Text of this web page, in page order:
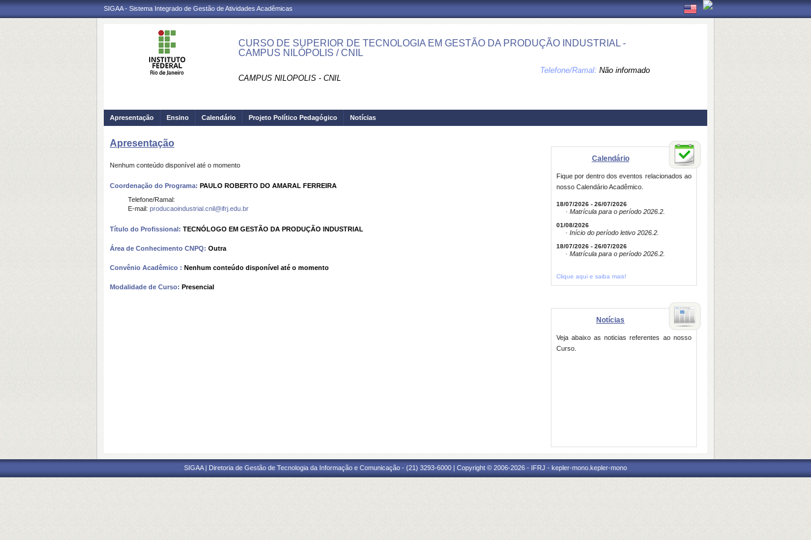
SIGAA - Sistema Integrado de Gestão de Atividades Acadêmicas
CURSO DE SUPERIOR DE TECNOLOGIA EM GESTÃO DA PRODUÇÃO INDUSTRIAL -
CAMPUS NILÓPOLIS / CNIL
CAMPUS NILOPOLIS - CNIL
Telefone/Ramal: Não informado
Apresentação Ensino Calendário Projeto Político Pedagógico Notícias
Apresentação
Nenhum conteúdo disponível até o momento
Coordenação do Programa: PAULO ROBERTO DO AMARAL FERREIRA
Telefone/Ramal:
E-mail: producaoindustrial.cnil@ifrj.edu.br
Título do Profissional: TECNÓLOGO EM GESTÃO DA PRODUÇÃO INDUSTRIAL
Área de Conhecimento CNPQ: Outra
Convênio Acadêmico : Nenhum conteúdo disponível até o momento
Modalidade de Curso: Presencial
Calendário
Fique por dentro dos eventos relacionados ao
nosso Calendário Acadêmico.
18/07/2026 - 26/07/2026
· Matrícula para o período 2026.2.
01/08/2026
· Início do período letivo 2026.2.
18/07/2026 - 26/07/2026
· Matrícula para o período 2026.2.
Clique aqui e saiba mais!
Notícias
Veja abaixo as noticias referentes ao nosso
Curso.
SIGAA | Diretoria de Gestão de Tecnologia da Informação e Comunicação - (21) 3293-6000 | Copyright © 2006-2026 - IFRJ - kepler-mono.kepler-mono